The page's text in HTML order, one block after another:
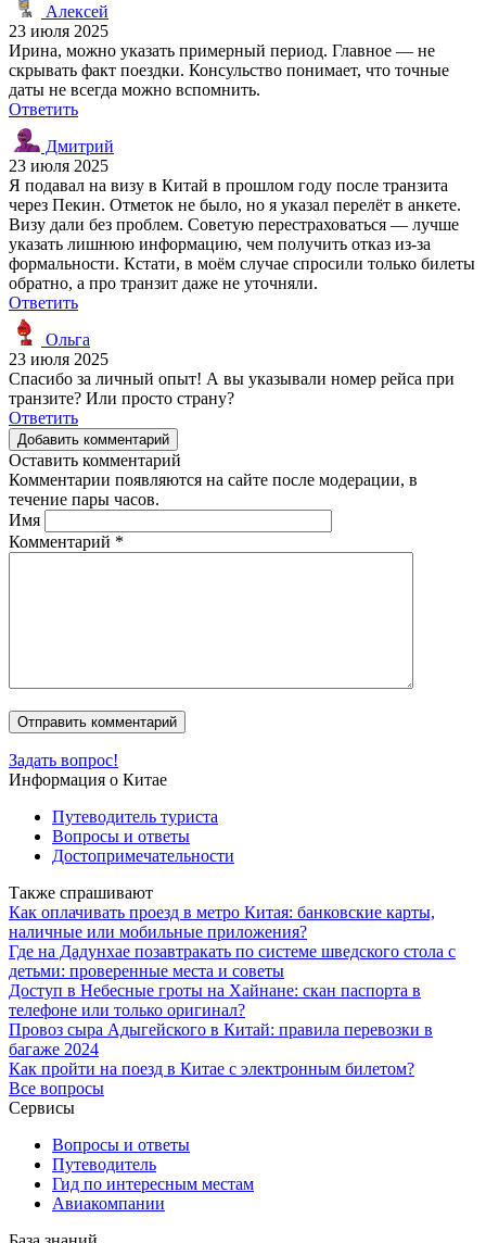
Алексей
23 июля 2025
Ирина, можно указать примерный период. Главное — не
скрывать факт поездки. Консульство понимает, что точные
даты не всегда можно вспомнить.
Ответить
Дмитрий
23 июля 2025
Я подавал на визу в Китай в прошлом году после транзита
через Пекин. Отметок не было, но я указал перелёт в анкете.
Визу дали без проблем. Советую перестраховаться — лучше
указать лишнюю информацию, чем получить отказ из-за
формальности. Кстати, в моём случае спросили только билеты
обратно, а про транзит даже не уточняли.
Ответить
Ольга
23 июля 2025
Спасибо за личный опыт! А вы указывали номер рейса при
транзите? Или просто страну?
Ответить
Добавить комментарий
Оставить комментарий
Комментарии появляются на сайте после модерации, в
течение пары часов.
Имя
Комментарий *
Задать вопрос!
Информация о Китае
Путеводитель туриста
Вопросы и ответы
Достопримечательности
Также спрашивают
Как оплачивать проезд в метро Китая: банковские карты,
наличные или мобильные приложения?
Где на Дадунхае позавтракать по системе шведского стола с
детьми: проверенные места и советы
Доступ в Небесные гроты на Хайнане: скан паспорта в
телефоне или только оригинал?
Провоз сыра Адыгейского в Китай: правила перевозки в
багаже 2024
Как пройти на поезд в Китае с электронным билетом?
Все вопросы
Сервисы
Вопросы и ответы
Путеводитель
Гид по интересным местам
Авиакомпании